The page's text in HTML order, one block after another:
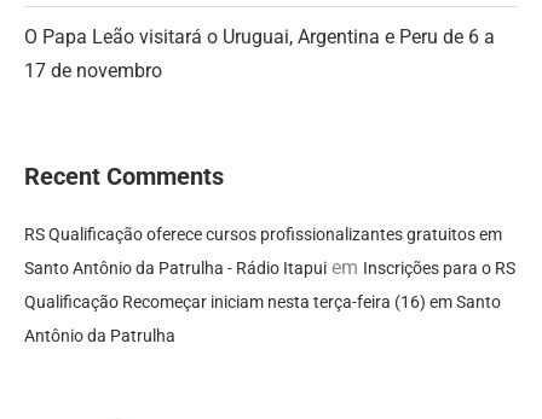
O Papa Leão visitará o Uruguai, Argentina e Peru de 6 a
17 de novembro
Recent Comments
RS Qualificação oferece cursos profissionalizantes gratuitos em
Santo Antônio da Patrulha - Rádio Itapui em Inscrições para o RS
Qualificação Recomeçar iniciam nesta terça-feira (16) em Santo
Antônio da Patrulha